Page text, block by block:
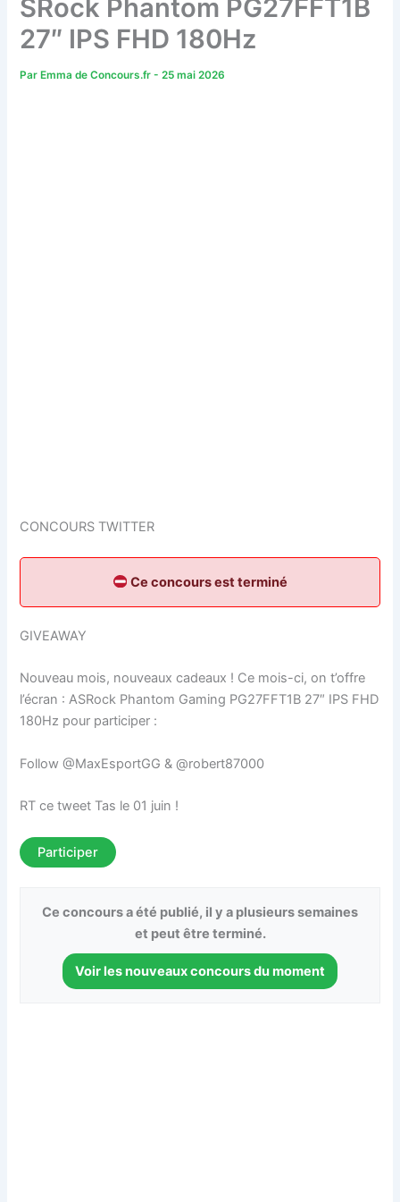
SRock Phantom PG27FFT1B
27″ IPS FHD 180Hz
ParEmma de Concours.fr-25 mai 2026
CONCOURS TWITTER
Ce concours est terminé
GIVEAWAY
Nouveau mois, nouveaux cadeaux ! Ce mois-ci, on t’offre
l’écran : ASRock Phantom Gaming PG27FFT1B 27″ IPS FHD
180Hz pour participer :
Follow @MaxEsportGG & @robert87000
RT ce tweet Tas le 01 juin !
Participer
Ce concours a été publié, il y a plusieurs semaines
et peut être terminé.
Voir les nouveaux concours du moment